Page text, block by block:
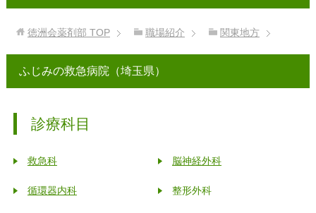
徳洲会薬剤部 TOP 職場紹介 関東地方
ふじみの救急病院（埼玉県）
診療科目
救急科 脳神経外科
循環器内科 整形外科